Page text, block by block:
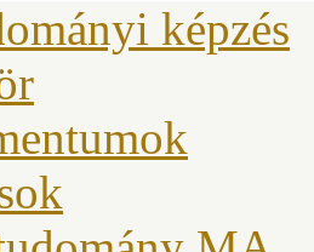
képzés